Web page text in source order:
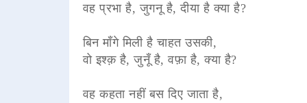
वह प्रभा है, जुगनू है, दीया है क्या है?
बिन माँगे मिली है चाहत उसकी,
वो इश्क़ है, जुनूँ है, वफ़ा है, क्या है?
वह कहता नहीं बस दिए जाता है,